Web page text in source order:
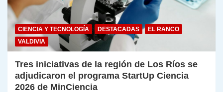
CIENCIA Y TECNOLOGÍA DESTACADAS
EL RANCO
VALDIVIA
Tres iniciativas de la región de Los Ríos se
adjudicaron el programa StartUp Ciencia
2026 de MinCiencia